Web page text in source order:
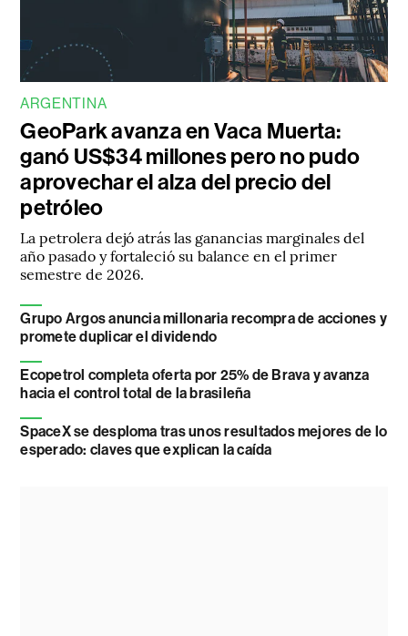
ARGENTINA
GeoPark avanza en Vaca Muerta:
ganó US$34 millones pero no pudo
aprovechar el alza del precio del
petróleo
La petrolera dejó atrás las ganancias marginales del
año pasado y fortaleció su balance en el primer
semestre de 2026.
Grupo Argos anuncia millonaria recompra de acciones y
promete duplicar el dividendo
Ecopetrol completa oferta por 25% de Brava y avanza
hacia el control total de la brasileña
SpaceX se desploma tras unos resultados mejores de lo
esperado: claves que explican la caída